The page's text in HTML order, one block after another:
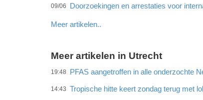
09/06 Doorzoekingen en arrestaties voor
Meer artikelen..
Meer artikelen in Utrecht
19:48 PFAS aangetroffen in alle onderzochte
14:43 Tropische hitte keert zondag terug met